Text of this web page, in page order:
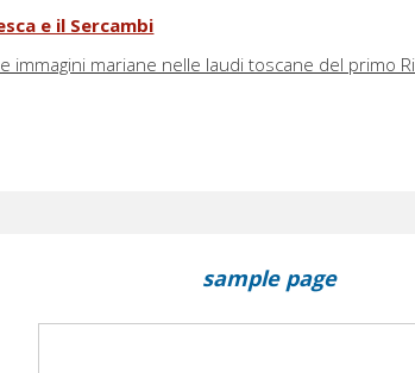
e il Sercambi
immagini mariane nelle laudi toscane del primo
sample page